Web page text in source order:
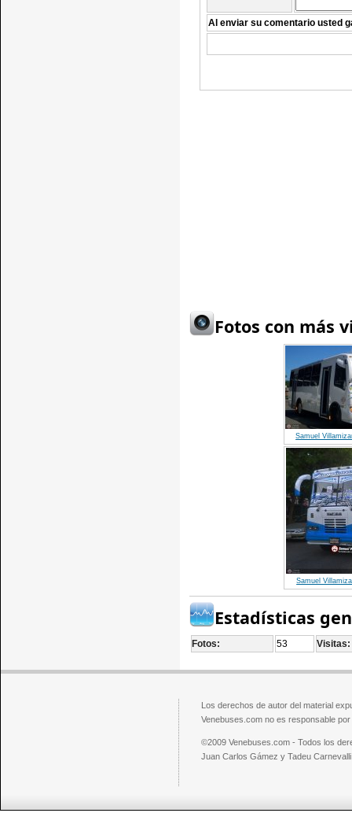
Al enviar su comentario usted
Fotos con más
Samuel
Samuel
Estadísticas
Fotos: 53 Visitas:
Los derechos de autor del material
Venebuses.com no es responsable
©2009 Venebuses.com - Todos los
Juan Carlos Gámez y Tadeu Carnevalli